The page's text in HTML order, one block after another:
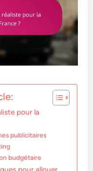
pour la
publicitaires
budgétaire